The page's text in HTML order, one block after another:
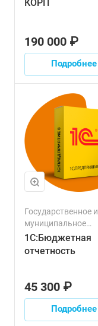
КОРП
190 000 ₽
Подробнее
Государственное и
муниципальное
управление
1С:Бюджетная
отчетность
45 300 ₽
Подробнее